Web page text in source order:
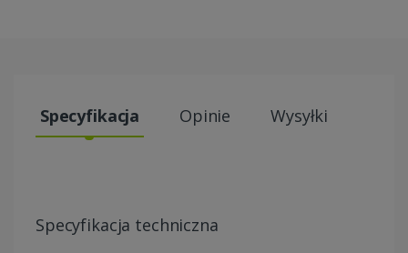
Specyfikacja Opinie Wysyłki
Specyfikacja techniczna